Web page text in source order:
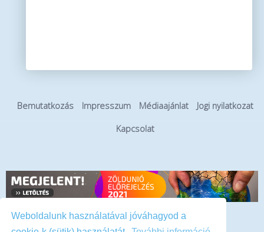
Weboldalunk használatával jóváhagyod a
Bemutatkozás Impresszum Médiaajánlat Jogi nyilatkozat
Kapcsolat
Hirdetés